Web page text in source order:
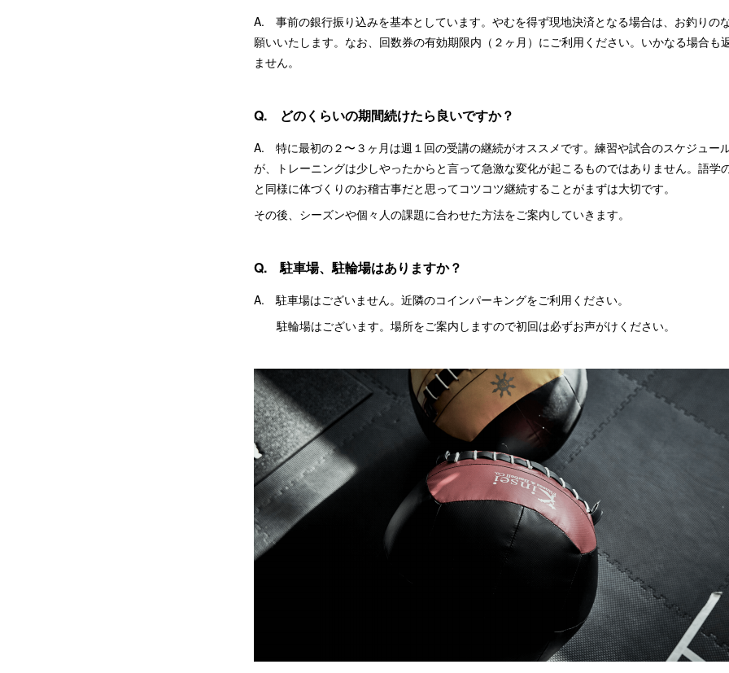
A. 事前の銀行振り込みを基本としています。やむを得ず現地決済となる場合は、お釣りの
願いいたします。なお、回数券の有効期限内（２ヶ月）にご利用ください。いかなる場合も
ません。
Q. どのくらいの期間続けたら良いですか？
A. 特に最初の２〜３ヶ月は週１回の受講の継続がオススメです。練習や試合のスケジュー
が、トレーニングは少しやったからと言って急激な変化が起こるものではありません。語学
と同様に体づくりのお稽古事だと思ってコツコツ継続することがまずは大切です。
その後、シーズンや個々人の課題に合わせた方法をご案内していきます。
Q. 駐車場、駐輪場はありますか？
A. 駐車場はございません。近隣のコインパーキングをご利用ください。
駐輪場はございます。場所をご案内しますので初回は必ずお声がけください。